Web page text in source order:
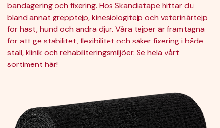
bandagering och fixering. Hos Skandiatape hittar du
bland annat grepptejp, kinesiologitejp och veterinärtejp
för häst, hund och andra djur. Våra tejper är framtagna
för att ge stabilitet, flexibilitet och säker fixering i både
stall, klinik och rehabiliteringsmiljöer. Se hela vårt
sortiment här!